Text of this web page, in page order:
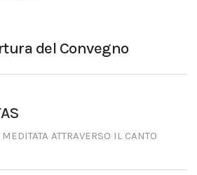
del Convegno
ATTRAVERSO IL CANTO